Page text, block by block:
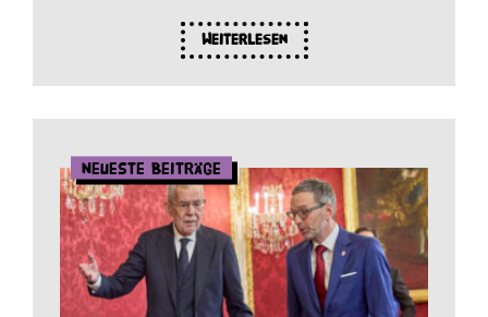
Weiterlesen
Neueste Beiträge